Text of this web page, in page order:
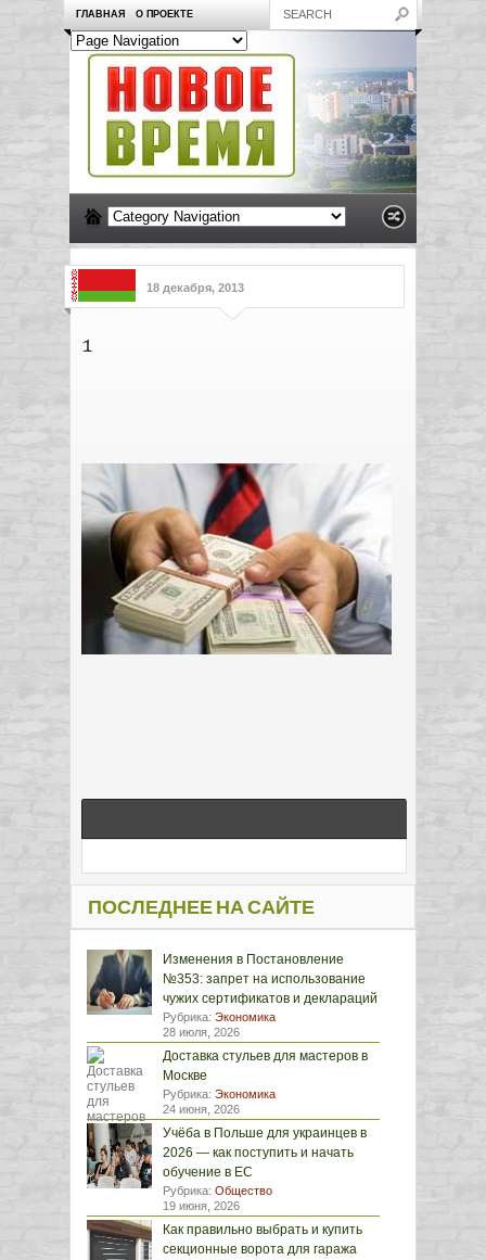
ГЛАВНАЯ О ПРОЕКТЕ
18 декабря, 2013
1
ПОСЛЕДНЕЕ НА САЙТЕ
Изменения в Постановление
№353: запрет на использование
чужих сертификатов и деклараций
Рубрика: Экономика
28 июля, 2026
Доставка стульев для мастеров в
Москве
Рубрика: Экономика
24 июня, 2026
Учёба в Польше для украинцев в
2026 — как поступить и начать
обучение в ЕС
Рубрика: Общество
19 июня, 2026
Как правильно выбрать и купить
секционные ворота для гаража